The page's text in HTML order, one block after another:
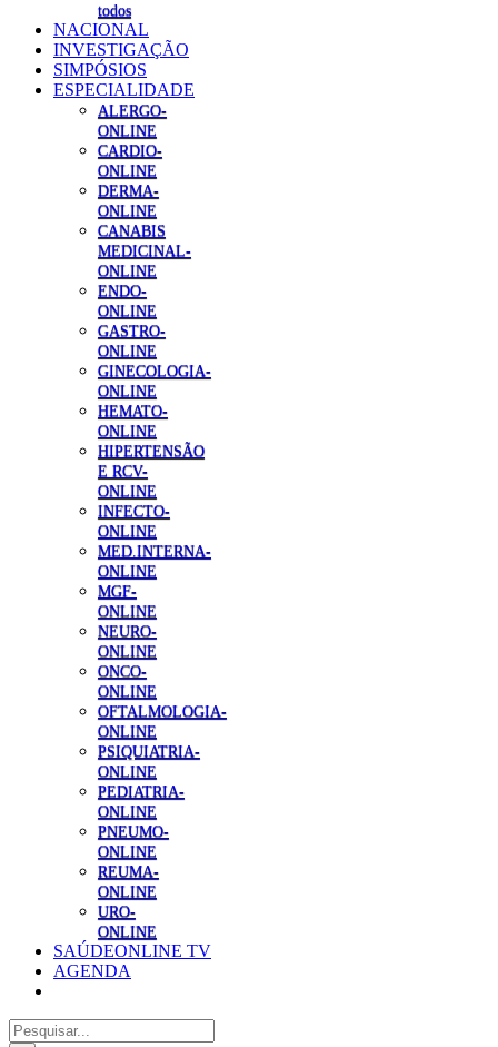
todos
NACIONAL
INVESTIGAÇÃO
SIMPÓSIOS
ESPECIALIDADE
ALERGO-
ONLINE
CARDIO-
ONLINE
DERMA-
ONLINE
CANABIS
MEDICINAL-
ONLINE
ENDO-
ONLINE
GASTRO-
ONLINE
GINECOLOGIA-
ONLINE
HEMATO-
ONLINE
HIPERTENSÃO
E RCV-
ONLINE
INFECTO-
ONLINE
MED.INTERNA-
ONLINE
MGF-
ONLINE
NEURO-
ONLINE
ONCO-
ONLINE
OFTALMOLOGIA-
ONLINE
PSIQUIATRIA-
ONLINE
PEDIATRIA-
ONLINE
PNEUMO-
ONLINE
REUMA-
ONLINE
URO-
ONLINE
SAÚDEONLINE TV
AGENDA
Pesquisar